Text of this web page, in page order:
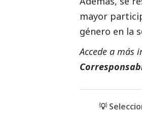
mayor
género en la
Accede a más
💡